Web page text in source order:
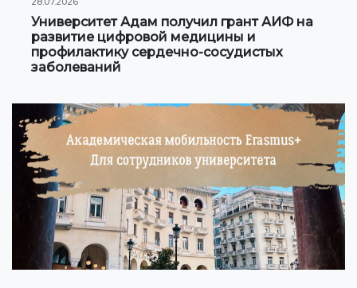
Сотрудничество с Вузами
Международные проекты
Мобильность студентов
СТУДЕНЧЕСКАЯ ЖИЗНЬ
Личный кабинет студента
Информация для студентов
Учебное расписание
Университет Адам получил грант АИФ на
развитие цифровой медицины и
профилактику сердечно-сосудистых
заболеваний